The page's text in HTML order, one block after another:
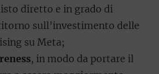
diretto e in grado di
sull’investimento delle
su Meta;
, in modo da portare il